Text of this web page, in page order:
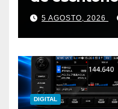
elemento
5 AGOSTO, 2026
DIGITAL